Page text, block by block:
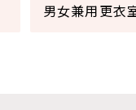
男女兼用更